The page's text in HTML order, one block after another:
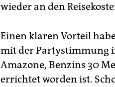
wieder an den
Einen klaren Vorteil
mit der Partystimmung
Amazone, Benzins 30
errichtet worden ist.